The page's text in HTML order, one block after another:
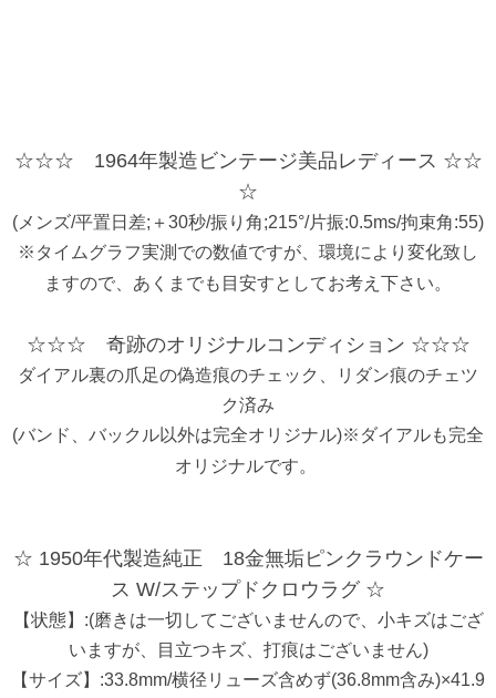
☆☆☆ 1964年製造ビンテージ美品レディース ☆☆
☆
(メンズ/平置日差;＋30秒/振り角;215°/片振:0.5ms/拘束角:55)
※タイムグラフ実測での数値ですが、環境により変化致し
ますので、あくまでも目安すとしてお考え下さい。
☆☆☆ 奇跡のオリジナルコンディション ☆☆☆
ダイアル裏の爪足の偽造痕のチェック、リダン痕のチェツ
ク済み
(バンド、バックル以外は完全オリジナル)※ダイアルも完全
オリジナルです。
☆ 1950年代製造純正 18金無垢ピンクラウンドケー
ス W/ステップドクロウラグ ☆
【状態】:(磨きは一切してございませんので、小キズはござ
いますが、目立つキズ、打痕はございません)
【サイズ】:33.8mm/横径リューズ含めず(36.8mm含み)×41.9